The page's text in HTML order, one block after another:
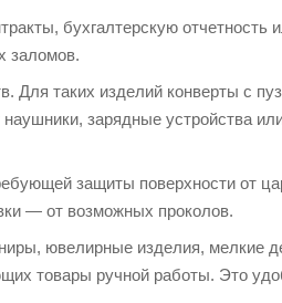
бухгалтерскую отчетность
заломов.
Для таких изделий конверты с
зарядные устройства
защиты поверхности от
— от возможных проколов.
ювелирные изделия, мелкие
товары ручной работы. Это